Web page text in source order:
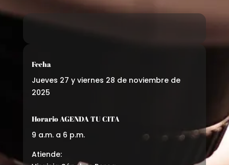
Fecha
Jueves 27 y viernes 28 de noviembre de
2025
Horario AGENDA TU CITA
9 a.m. a 6 p.m.
Atiende: